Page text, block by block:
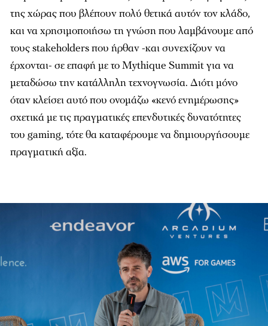
της χώρας που βλέπουν πολύ θετικά αυτόν τον κλάδο,
και να χρησιμοποιήσω τη γνώση που λαμβάνουμε από
τους stakeholders που ήρθαν -και συνεχίζουν να
έρχονται- σε επαφή με το Mythique Summit για να
μεταδώσω την κατάλληλη τεχνογνωσία. Διότι μόνο
όταν κλείσει αυτό που ονομάζω «κενό ενημέρωσης»
σχετικά με τις πραγματικές επενδυτικές δυνατότητες
του gaming, τότε θα καταφέρουμε να δημιουργήσουμε
πραγματική αξία.